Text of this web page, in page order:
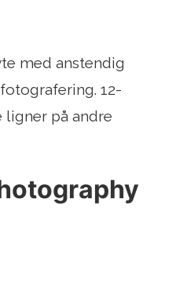
med anstendig
12-
på andre